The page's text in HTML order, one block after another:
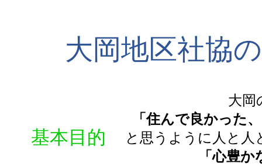
大岡地区社協
基本目的
大岡
「住んで良かった
と思うように人と人
「心豊